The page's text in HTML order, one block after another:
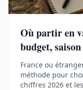
Où partir en
budget, saison
France ou
méthode pour
chiffres 2026 et